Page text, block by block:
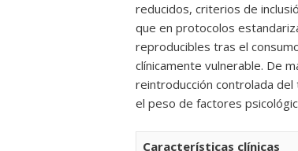
reducidos, criterios de
que en protocolos
reproducibles tras el
clínicamente vulnerable. De
reintroducción controlada
el peso de factores
Características clínicas